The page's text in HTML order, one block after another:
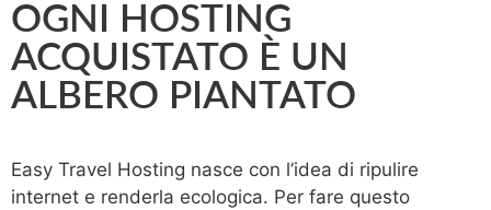
OGNI HOSTING
ACQUISTATO È UN
ALBERO PIANTATO
Easy Travel Hosting nasce con l’idea di ripulire
internet e renderla ecologica. Per fare questo